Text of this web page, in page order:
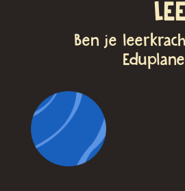
Ben je